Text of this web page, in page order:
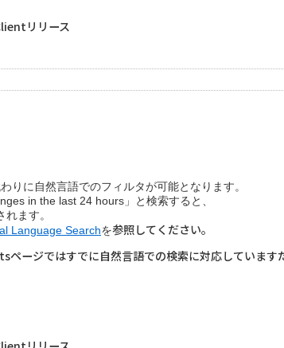
リリース
りに自然言語でのフィルタが可能となります。
in the last 24 hours」と検索すると、
ます。
Language Searchを参照してください。
ージではすでに自然言語での検索に対応しています